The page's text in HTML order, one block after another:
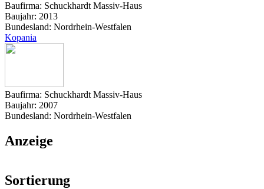
Baufirma: Schuckhardt Massiv-Haus
Baujahr: 2013
Bundesland: Nordrhein-Westfalen
Kopania
Baufirma: Schuckhardt Massiv-Haus
Baujahr: 2007
Bundesland: Nordrhein-Westfalen
Anzeige
Sortierung